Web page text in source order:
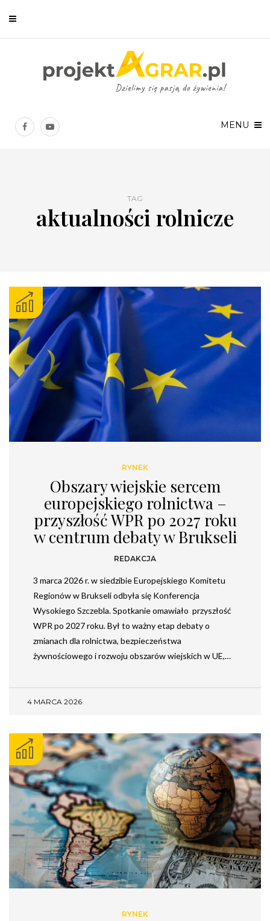
MENU
TAG
aktualności rolnicze
RYNEK
Obszary wiejskie sercem
europejskiego rolnictwa –
przyszłość WPR po 2027 roku
w centrum debaty w Brukseli
REDAKCJA
3 marca 2026 r. w siedzibie Europejskiego Komitetu
Regionów w Brukseli odbyła się Konferencja
Wysokiego Szczebla. Spotkanie omawiało przyszłość
WPR po 2027 roku. Był to ważny etap debaty o
zmianach dla rolnictwa, bezpieczeństwa
żywnościowego i rozwoju obszarów wiejskich w UE,…
4 MARCA 2026
RYNEK
Chcesz być na bieżąco? Zostaw swój e-mail, a raz w tygodniu
prześlemy Ci nasze najlepsze artykuły!
Twoje dane osobowe będą przetwarzane zgodnie z Polityką prywatności